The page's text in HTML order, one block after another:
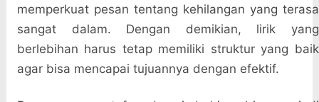
memperkuat pesan tentang kehilangan yang terasa
sangat dalam. Dengan demikian, lirik yang
berlebihan harus tetap memiliki struktur yang baik
agar bisa mencapai tujuannya dengan efektif.